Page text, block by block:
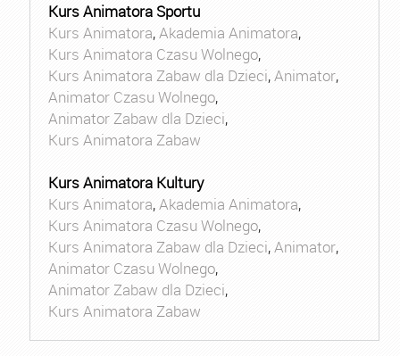
Kurs Animatora Sportu
Kurs Animatora,Akademia Animatora,
Kurs Animatora Czasu Wolnego,
Kurs Animatora Zabaw dla Dzieci,Animator,
Animator Czasu Wolnego,
Animator Zabaw dla Dzieci,
Kurs Animatora Zabaw
Kurs Animatora Kultury
Kurs Animatora,Akademia Animatora,
Kurs Animatora Czasu Wolnego,
Kurs Animatora Zabaw dla Dzieci,Animator,
Animator Czasu Wolnego,
Animator Zabaw dla Dzieci,
Kurs Animatora Zabaw